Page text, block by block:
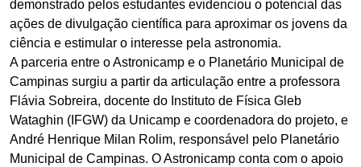
demonstrado pelos estudantes evidenciou o potencial das
ações de divulgação científica para aproximar os jovens da
ciência e estimular o interesse pela astronomia.
A parceria entre o Astronicamp e o Planetário Municipal de
Campinas surgiu a partir da articulação entre a professora
Flávia Sobreira, docente do Instituto de Física Gleb
Wataghin (IFGW) da Unicamp e coordenadora do projeto, e
André Henrique Milan Rolim, responsável pelo Planetário
Municipal de Campinas. O Astronicamp conta com o apoio